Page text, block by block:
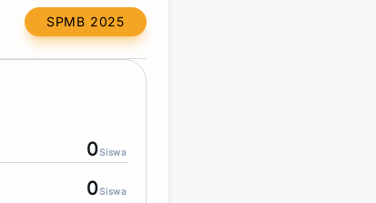
SPMB 2025
0Siswa
0Siswa